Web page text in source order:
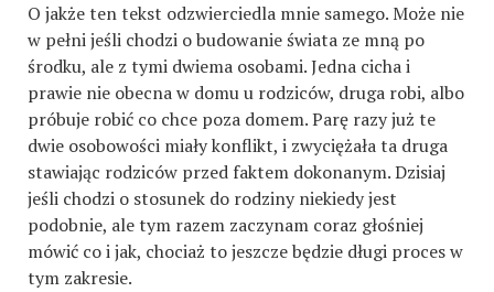
O jakże ten tekst odzwierciedla mnie samego. Może nie
w pełni jeśli chodzi o budowanie świata ze mną po
środku, ale z tymi dwiema osobami. Jedna cicha i
prawie nie obecna w domu u rodziców, druga robi, albo
próbuje robić co chce poza domem. Parę razy już te
dwie osobowości miały konflikt, i zwyciężała ta druga
stawiając rodziców przed faktem dokonanym. Dzisiaj
jeśli chodzi o stosunek do rodziny niekiedy jest
podobnie, ale tym razem zaczynam coraz głośniej
mówić co i jak, chociaż to jeszcze będzie długi proces w
tym zakresie.